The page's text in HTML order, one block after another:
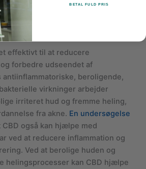
effektivt til at reducere
forbedre udseendet af
antiinflammatoriske, beroligende,
virkninger arbejder
irriteret hud og fremme heling,
fra akne. En undersøgelse
CBD også kan hjælpe med
ved at reducere inflammation og
Ved at berolige huden og
helingsprocesser kan CBD hjælpe
BETAL FULD PRIS